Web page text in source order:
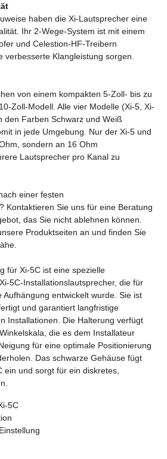
haben die Xi-Lautsprecher eine
Ihr 2-Wege-System ist mit einem
und Celestion-HF-Treibern
verbesserte Klangleistung sorgen.
von einem kompakten 5-Zoll- bis zu
Zoll-Modell. Alle vier Modelle (Xi-5, Xi-
den Farben Schwarz und Weiß
in jede Umgebung. Nur der Xi-5 und
sondern an 16 Ohm
Lautsprecher pro Kanal zu
einer festen
Kontaktieren Sie uns für eine Beratung
das Sie nicht ablehnen können.
Produktseiten an und finden Sie
für Xi-5C ist eine spezielle
5C-Installationslautsprecher, die für
entwickelt wurde. Sie ist
und garantiert langfristige
Installationen. Die Halterung verfügt
die es dem Installateur
für eine optimale Positionierung
Das schwarze Gehäuse fügt
ein und sorgt für ein diskretes,
5C